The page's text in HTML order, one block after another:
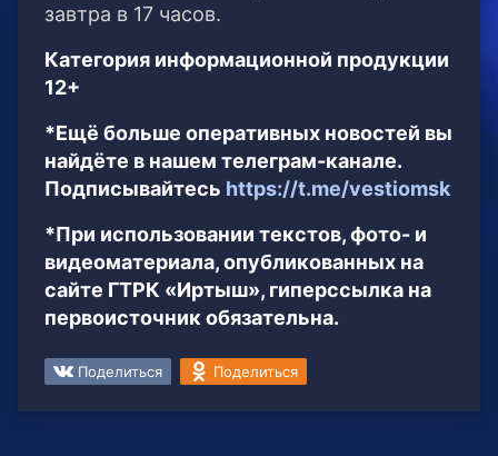
завтра в 17 часов.
Категория информационной продукции
12+
*Ещё больше оперативных новостей вы
найдёте в нашем телеграм-канале.
Подписывайтесь https://t.me/vestiomsk
*При использовании текстов, фото- и
видеоматериала, опубликованных на
сайте ГТРК «Иртыш», гиперссылка на
первоисточник обязательна.
Поделиться Поделиться